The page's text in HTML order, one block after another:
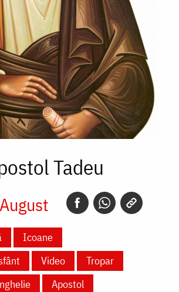
Tadeu
Icoane
Video
Tropar
Apostol